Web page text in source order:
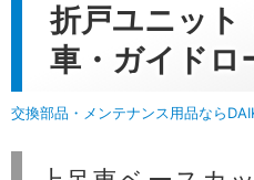
折戸ユニット
車・ガイドロ
交換部品・メンテナンス用品なら